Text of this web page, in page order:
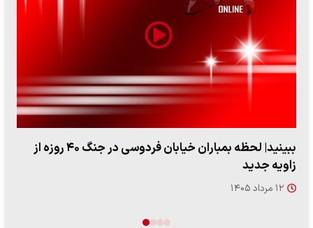
ببینید| ویدئویی جدید از لحظه زلزله ۷.۱ ریشتری
"کوماموتو" ژاپن ۹ روز…
۱۶ مرداد ۱۴۰۵